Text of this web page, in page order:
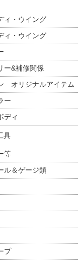
ィ・ウイング
ィ・ウイング
ー&補修関係
オリジナルアイテム
ー
ディ
具
等
ル＆ゲージ類
プ